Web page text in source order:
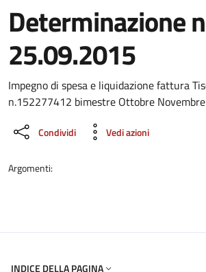
Determinazione
25.09.2015
Dettaglio del documento
Impegno di spesa e liquidazione fattura
n.152277412 bimestre Ottobre
Condividi Vedi azioni
Argomenti:
INDICE DELLA PAGINA